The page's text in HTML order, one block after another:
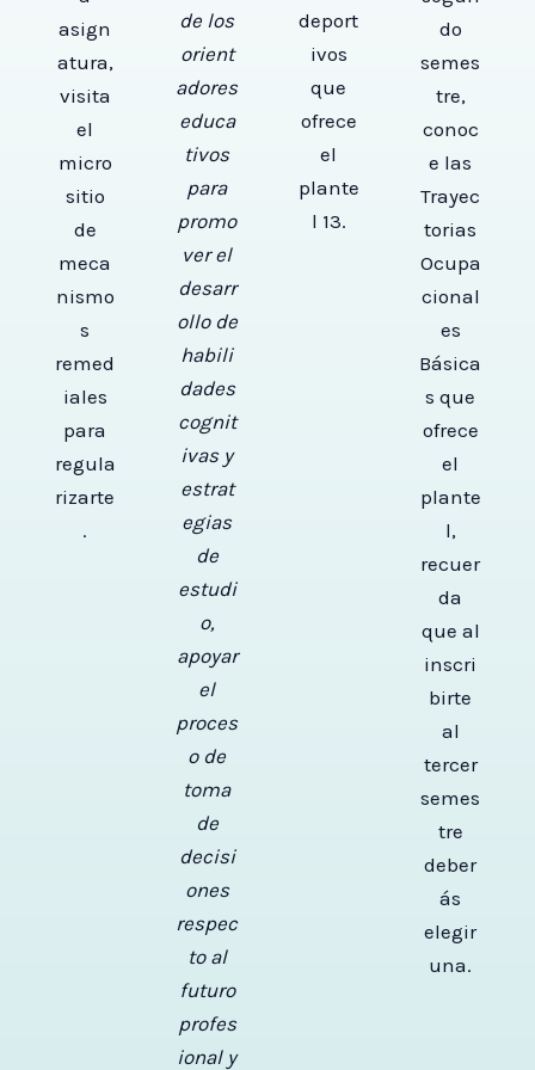
asign
atura,
visita
el
micro
sitio
de
meca
nismo
s
remed
iales
para
regula
rizarte
.
de los
orient
adores
educa
tivos
para
promo
ver el
desarr
ollo de
habili
dades
cognit
ivas y
estrat
egias
de
estudi
o,
apoyar
el
proces
o de
toma
de
decisi
ones
respec
to al
futuro
profes
ional y
deport
ivos
que
ofrece
el
plante
l 13.
do
semes
tre,
conoc
e las
Trayec
torias
Ocupa
cional
es
Básica
s que
ofrece
el
plante
l,
recuer
da
que al
inscri
birte
al
tercer
semes
tre
deber
ás
elegir
una.